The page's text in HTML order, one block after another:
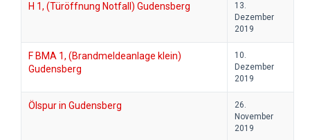
H 1, (Türöffnung Notfall) Gudensberg
13.
Dezember
2019
F BMA 1, (Brandmeldeanlage klein)
Gudensberg
10.
Dezember
2019
Ölspur in Gudensberg
26.
November
2019